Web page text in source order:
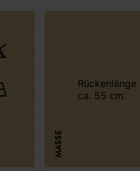
MASSE
Rückenlänge
ca. 55 cm.